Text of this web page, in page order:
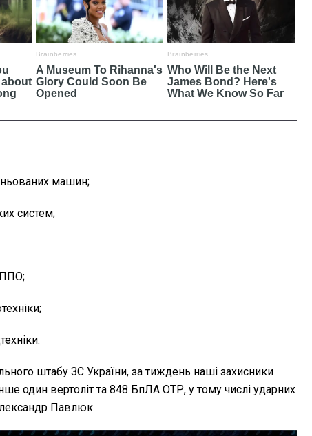
машин;
систем;
ППО;
;
штабу ЗС України, за тиждень наші захисники
один вертоліт та 848 БпЛА ОТР, у тому числі ударних
Павлюк.